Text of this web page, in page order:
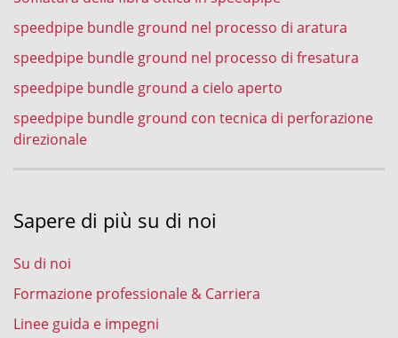
speedpipe bundle ground nel processo di aratura
speedpipe bundle ground nel processo di fresatura
speedpipe bundle ground a cielo aperto
speedpipe bundle ground con tecnica di perforazione
direzionale
Sapere di più su di noi
Su di noi
Formazione professionale & Carriera
Linee guida e impegni